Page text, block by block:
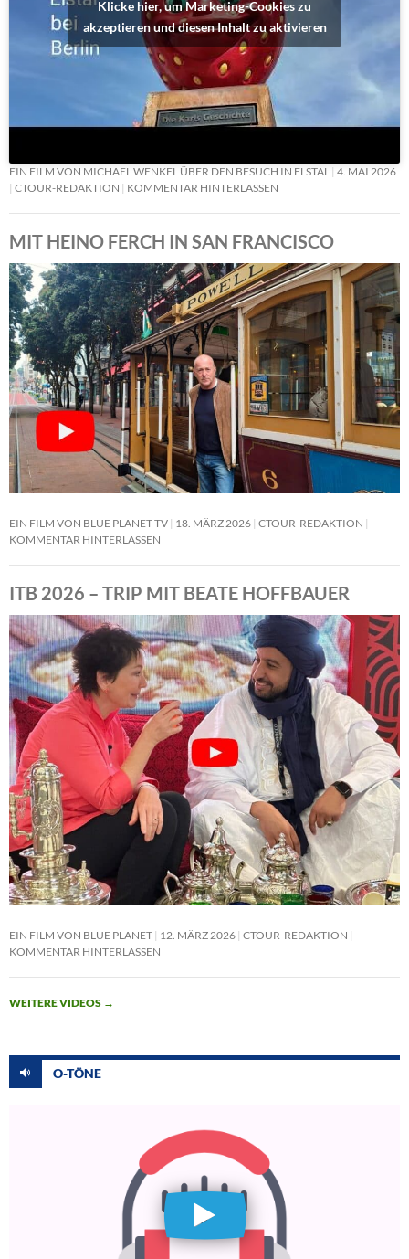
Klicke hier, um Marketing-Cookies zu
akzeptieren und diesen Inhalt zu aktivieren
EIN FILM VON MICHAEL WENKEL ÜBER DEN BESUCH IN ELSTAL
4. MAI 2026
CTOUR-REDAKTION
KOMMENTAR HINTERLASSEN
MIT HEINO FERCH IN SAN FRANCISCO
EIN FILM VON BLUE PLANET TV 18. MÄRZ 2026 CTOUR-REDAKTION
KOMMENTAR HINTERLASSEN
ITB 2026 – TRIP MIT BEATE HOFFBAUER
EIN FILM VON BLUE PLANET 12. MÄRZ 2026 CTOUR-REDAKTION
KOMMENTAR HINTERLASSEN
WEITERE VIDEOS →
O-TÖNE